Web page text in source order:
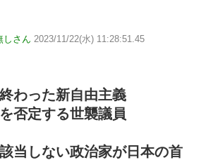
しさん 2023/11/22(水) 11:28:51.45
わった新自由主義
否定する世襲議員
当しない政治家が日本の首